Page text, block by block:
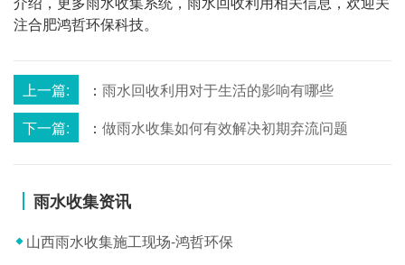
注合肥鸿哲环保科技。
上一篇: ： 雨水回收利用对于生活的影响有哪些
下一篇:
： 做雨水收集如何有效解决初期弃流问题
雨水收集资讯
山西雨水收集施工现场-鸿哲环保